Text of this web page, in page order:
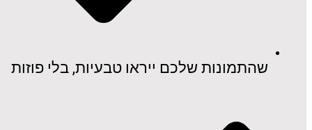
שהתמונות שלכם ייראו טבעיות, בלי פוזות